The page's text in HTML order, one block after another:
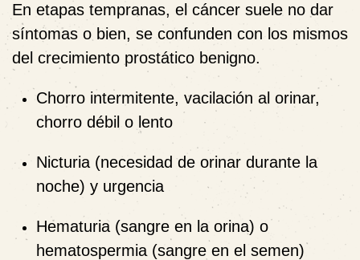
En etapas tempranas, el cáncer suele no dar
síntomas o bien, se confunden con los mismos
del crecimiento prostático benigno.
Chorro intermitente, vacilación al orinar,
chorro débil o lento
Nicturia (necesidad de orinar durante la
noche) y urgencia
Hematuria (sangre en la orina) o
hematospermia (sangre en el semen)